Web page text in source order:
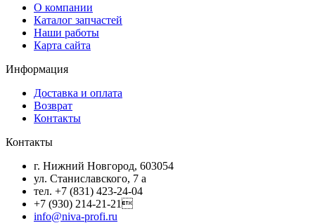
О компании
Каталог запчастей
Наши работы
Карта сайта
Информация
Доставка и оплата
Возврат
Контакты
Контакты
г. Нижний Новгород, 603054
ул. Станиславского, 7 а
тел. +7 (831) 423-24-04
+7 (930) 214-21-21
info@niva-profi.ru